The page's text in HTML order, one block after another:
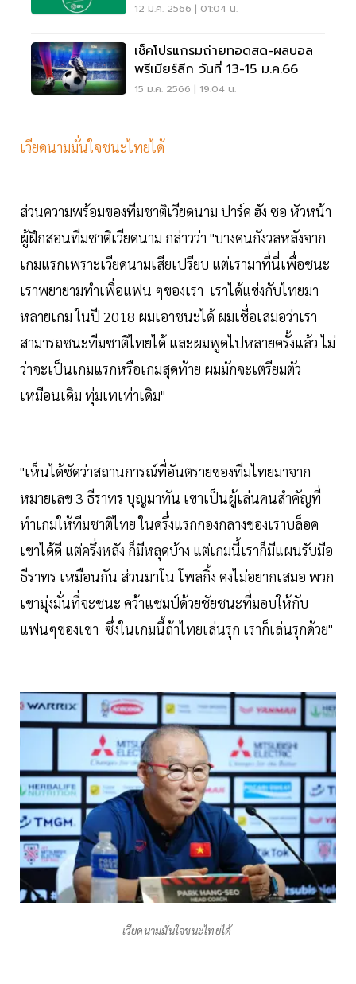
12 ม.ค. 2566 | 01:04 น.
เช็คโปรแกรมถ่ายทอดสด-ผลบอล
พรีเมียร์ลีก วันที่ 13-15 ม.ค.66
15 ม.ค. 2566 | 19:04 น.
เวียดนามมั่นใจชนะไทยได้
ส่วนความพร้อมของทีมชาติเวียดนาม ปาร์ค ฮัง ซอ หัวหน้า
ผู้ฝึกสอนทีมชาติเวียดนาม กล่าวว่า "บางคนกังวลหลังจาก
เกมแรกเพราะเวียดนามเสียเปรียบ แต่เรามาที่นี่เพื่อชนะ
เราพยายามทำเพื่อแฟน ๆของเรา เราได้แข่งกับไทยมา
หลายเกม ในปี 2018 ผมเอาชนะได้ ผมเชื่อเสมอว่าเรา
สามารถชนะทีมชาติไทยได้ และผมพูดไปหลายครั้งแล้ว ไม่
ว่าจะเป็นเกมแรกหรือเกมสุดท้าย ผมมักจะเตรียมตัว
เหมือนเดิม ทุ่มเทเท่าเดิม"
"เห็นได้ชัดว่าสถานการณ์ที่อันตรายของทีมไทยมาจาก
หมายเลข 3 ธีราทร บุญมาทัน เขาเป็นผู้เล่นคนสำคัญที่
ทำเกมให้ทีมชาติไทย ในครึ่งแรกกองกลางของเราบล็อค
เขาได้ดี แต่ครึ่งหลัง ก็มีหลุดบ้าง แต่เกมนี้เราก็มีแผนรับมือ
ธีราทร เหมือนกัน ส่วนมาโน โพลกิ้ง คงไม่อยากเสมอ พวก
เขามุ่งมั่นที่จะชนะ คว้าแชมป์ด้วยชัยชนะที่มอบให้กับ
แฟนๆของเขา ซึ่งในเกมนี้ถ้าไทยเล่นรุก เราก็เล่นรุกด้วย"
เวียดนามมั่นใจชนะไทยได้